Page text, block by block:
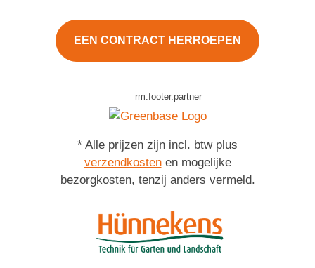
EEN CONTRACT HERROEPEN
rm.footer.partner
* Alle prijzen zijn incl. btw plus
verzendkostenen mogelijke
bezorgkosten, tenzij anders vermeld.